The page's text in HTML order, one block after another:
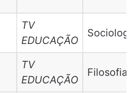
TV
EDUCAÇÃO
TV
EDUCAÇÃO
Filosofia